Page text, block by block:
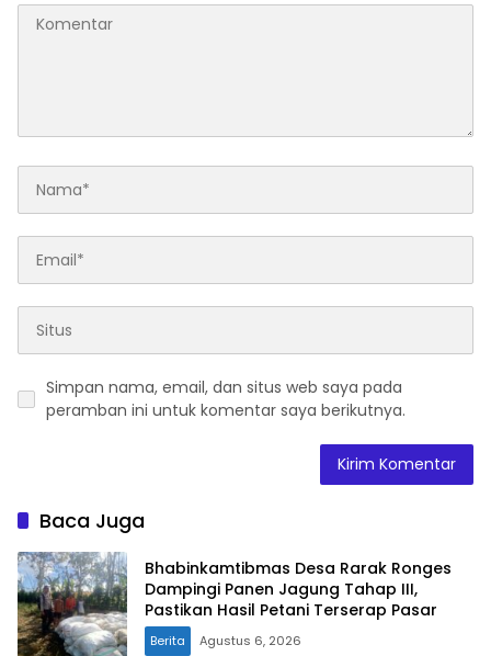
Simpan nama, email, dan situs web saya pada
peramban ini untuk komentar saya berikutnya.
Baca Juga
Bhabinkamtibmas Desa Rarak Ronges
Dampingi Panen Jagung Tahap III,
Pastikan Hasil Petani Terserap Pasar
Berita Agustus 6, 2026